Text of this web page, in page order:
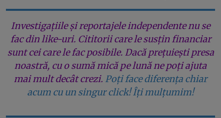
Investigațiile și reportajele independente nu se
fac din like-uri. Cititorii care le susțin financiar
sunt cei care le fac posibile. Dacă prețuiești presa
noastră, cu o sumă mică pe lună ne poți ajuta
mai mult decât crezi. Poți face diferența chiar
acum cu un singur click! Îți mulțumim!